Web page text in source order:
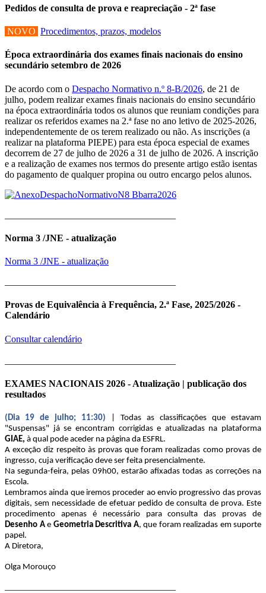
Pedidos de consulta de prova e reapreciação - 2ª fase
NOVO Procedimentos, prazos, modelos
Época extraordinária dos exames finais nacionais do ensino
secundário setembro de 2026
De acordo com o Despacho Normativo n.º 8-B/2026, de 21 de
julho, podem realizar exames finais nacionais do ensino secundário
na época extraordinária todos os alunos que reuniam condições para
realizar os referidos exames na 2.ª fase no ano letivo de 2025-2026,
independentemente de os terem realizado ou não. As inscrições (a
realizar na plataforma PIEPE) para esta época especial de exames
decorrem de 27 de julho de 2026 a 31 de julho de 2026. A inscrição
e a realização de exames nos termos do presente artigo estão isentas
do pagamento de qualquer propina ou outro encargo pelos alunos.
Norma 3 /JNE - atualização
Norma 3 /JNE - atualização
Provas de Equivalência à Frequência, 2.ª Fase, 2025/2026 -
Calendário
Consultar calendário
EXAMES NACIONAIS 2026 - Atualização | publicação dos
resultados
(Dia 19 de julho; 11:30)
| Todas as classificações que estavam
"Suspensas" já se encontram corrigidas e atualizadas na plataforma
GIAE, à qual pode aceder na página da ESFRL.
A exceção diz respeito às provas que foram realizadas como provas de
ingresso, cuja verificação deve ser feita presencialmente.
Na segunda-feira, pelas 09h00, estarão afixadas todas as correções na
Escola.
Lembramos ainda que iremos proceder ao envio progressivo das provas
digitais, sem necessidade de efetuar pedido de consulta de prova. Este
procedimento apenas é necessário para consulta das provas de
Desenho Ae Geometria Descritiva A, que foram realizadas em suporte
papel.
A Diretora,
Olga Morouço